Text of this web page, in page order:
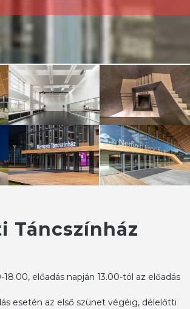
Táncszínház
előadás napján 13.00-tól az előadás
esetén az első szünet végéig, délelőtti